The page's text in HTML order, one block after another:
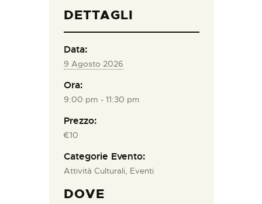
DETTAGLI
Data:
9 Agosto 2026
Ora:
9:00 pm - 11:30 pm
Prezzo:
€10
Categorie Evento:
Attività Culturali, Eventi
DOVE